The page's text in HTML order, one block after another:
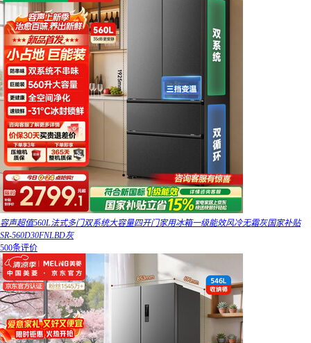
容声超值560L法式多门双系统大容量四开门家用冰箱一级能效风冷无霜灰国家补贴
SR-560D30FNLBD灰
500条评价